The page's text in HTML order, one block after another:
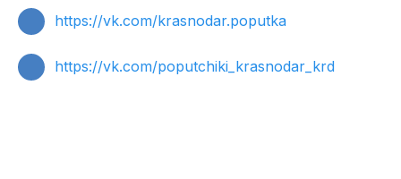
https://vk.com/krasnodar.poputka
https://vk.com/poputchiki_krasnodar_krd